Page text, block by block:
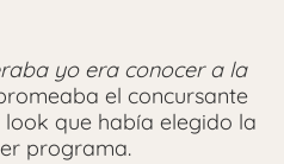
yo era conocer a la
el concursante
que había elegido la
programa.